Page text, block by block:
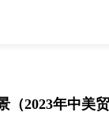
（2023年中美